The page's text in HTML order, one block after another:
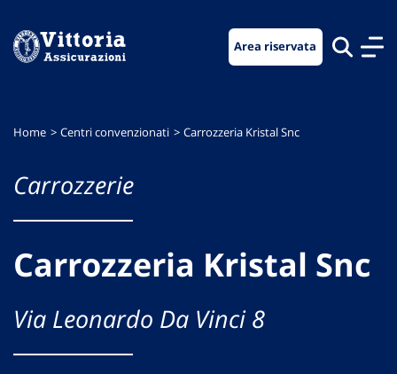
menu
contenuto
footer
Area riservata
Home Centri convenzionati Carrozzeria Kristal Snc
Carrozzerie
Carrozzeria Kristal Snc
Via Leonardo Da Vinci 8